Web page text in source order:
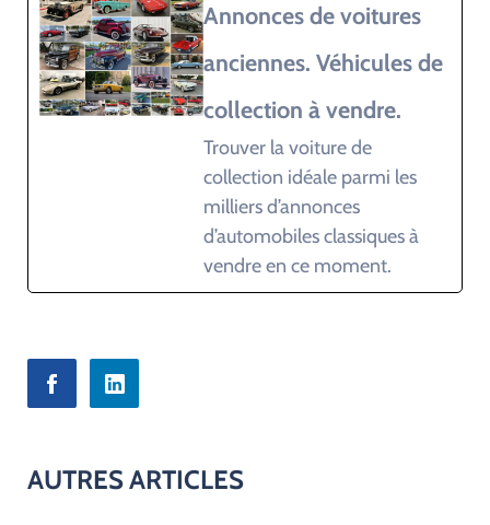
Annonces de voitures
anciennes. Véhicules de
collection à vendre.
Trouver la voiture de
collection idéale parmi les
milliers d’annonces
d’automobiles classiques à
vendre en ce moment.
AUTRES ARTICLES